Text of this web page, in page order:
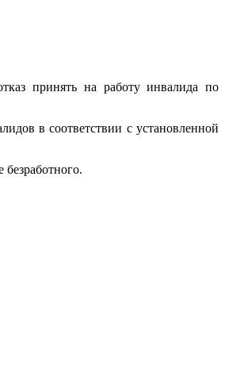
принять на работу инвалида по
в соответствии с установленной